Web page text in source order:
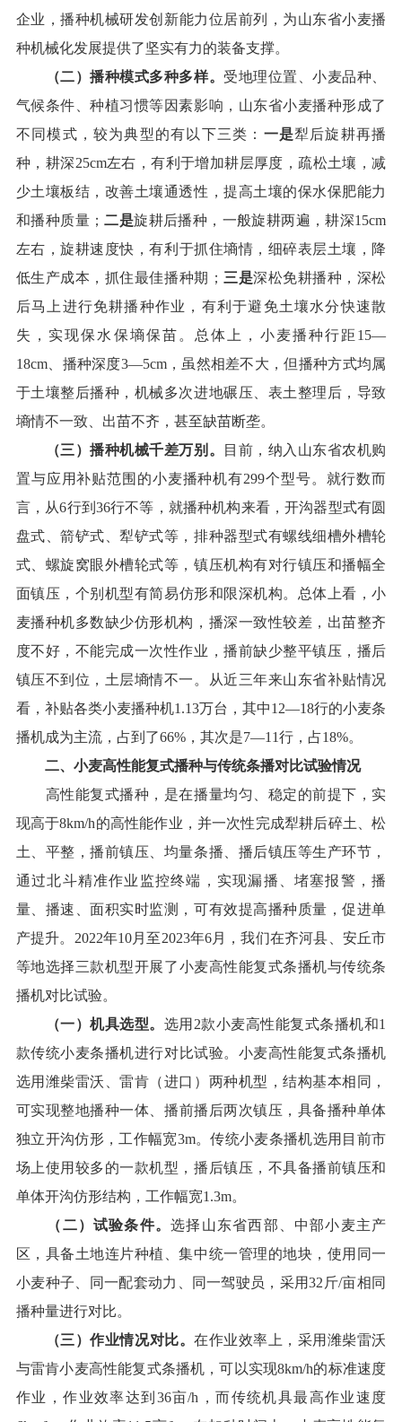
企业，播种机械研发创新能力位居前列
，为山东省小麦播
种机械化发展提供了坚实有力的装备支撑。
（二）播种模式多种多样。 受地理位置、小麦品种、
气候条件、种植习惯等因素影响， 山东省小麦播种形成了
不同模式 ，较为典型的有以下三类： 一是犁 后旋耕再播
种，耕深25cm左右，有利于增加耕层厚度，疏松土壤，减
少土壤板结，改善土壤通透性，提高土壤的保水保肥能力
和播种质量； 二是旋耕后播种， 一般旋耕两遍，耕深15cm
左右，旋耕速度快，有利于抓住墒情，细碎表层土壤 ， 降
低生产成本，抓住最佳播种期 ； 三是深松免耕播种， 深松
后马上进行免耕播种作业， 有利于避免土壤水分快速散
失， 实现保水 保墒保苗 。总体 上， 小麦播种行距 15—
18cm、 播种深度3—5cm， 虽然相差不大 ，但播种方式均属
于土壤整后播种，机械多次进地碾压、表土整理后，导致
墒情不一致、出苗不齐，甚至缺苗断垄。
（三）播种机械千差万别。
目前，纳入 山东省农机购
置与应用补贴范围的小麦播种机有299个型号。就行数而
言 ，从6行到36行不等， 就播种机构来看，开沟器型式有圆
盘式、箭铲式、犁铲式等，排种器型式有螺线细槽外槽轮
式、螺旋窝眼外槽轮式等， 镇压机构有对行镇压和播幅全
面镇压，个别机型有简易仿形和限深机构。 总体上看，小
麦播种机多数缺少仿形机构，播深一致性较差，出苗整齐
度不好，不能完成一次性作业，播前缺少整平镇压，播后
镇压不到位，土层墒情不一 。从近三年来山东省补贴情况
看，补贴各类小麦播种机1.13万台，其中12—18行的小麦条
播机成为主流，占到了66%，其次是7—11行，占18%。
二、 小麦高性能复式播种与传统条播对比试验情况
高性能复式播种，是在播量均匀、稳定的前提下，实
现高于8km/h的高性能作业，并一次性完成犁耕后碎土、松
土、平整，播前镇压、均量条播、播后镇压等生产环节，
通过北斗精准作业监控终端，实现漏播、堵塞报警，播
量、播速、面积实时监测，可有效提高播种质量 ，促进单
产提升。 2022年10月至2023年6月，我们在齐河县、安丘市
等地选择三款机型开展了小麦高性能复式条播机与传统条
播机对比试验。
（一）机具选型。 选用 2款小麦高性能复式条播机和1
款传统小麦条播机进行对比试验。 小麦高性能复式条播机
选用潍柴雷沃、雷肯（进口） 两种机型，结构基本相同，
可实现整地播种一体、播前播后两次镇压 ，具备播种单体
独立开沟仿形，工作幅宽3m。传统小麦条播机选用目前市
场上使用较多的一款机型， 播后镇压，不具备播前镇压和
单体开沟仿形结构， 工作幅宽1.3m。
（二）试验条件。选择 山东省西部、中部小麦主产
区，具备土地连片种植、集中统一管理的地块，使用 同一
小麦种子
同一配套动力、同一驾驶员 ， 采用32 斤/亩相同
播种量进行对比。
（三 ）作业情况对比。在作业效率上， 采用潍柴雷沃
与雷肯小麦高性能复式条播机 ，可以实现8km/h的标准速度
作业，作业效率达到 36亩/h ，而传统机具最高作业速度